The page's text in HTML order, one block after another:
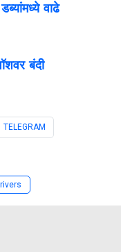
वाढ
बंदी
TELEGRAM